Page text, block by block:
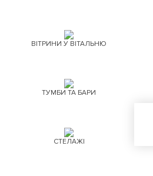
ВІТРИНИ У ВІТАЛЬНЮ
ТУМБИ ТА БАРИ
СТЕЛАЖІ